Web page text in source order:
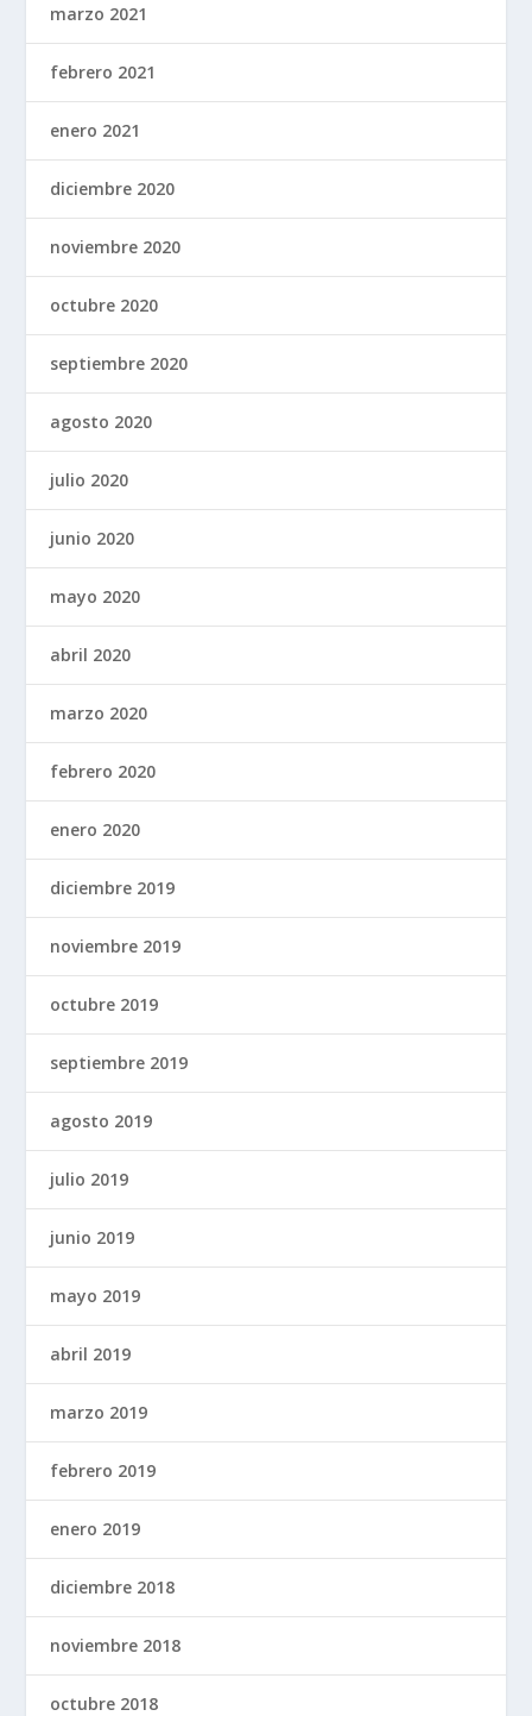
marzo 2021
febrero 2021
enero 2021
diciembre 2020
noviembre 2020
octubre 2020
septiembre 2020
agosto 2020
julio 2020
junio 2020
mayo 2020
abril 2020
marzo 2020
febrero 2020
enero 2020
diciembre 2019
noviembre 2019
octubre 2019
septiembre 2019
agosto 2019
julio 2019
junio 2019
mayo 2019
abril 2019
marzo 2019
febrero 2019
enero 2019
diciembre 2018
noviembre 2018
octubre 2018